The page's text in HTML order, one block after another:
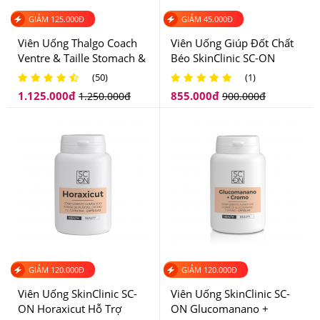
Refining dành riêng cho phụ nữ tuổi tiền mãn kinh và
mãn kinh, đang chịu sự tác động của thay đổi nội tiết tố.
GIẢM 125.000Đ
Viên Uống Thalgo Coach
Ventre & Taille Stomach &
Waist Hỗ Trợ Giảm Mỡ
Bụng Và Eo Của Pháp
(50)
1.125.000đ 1.250.000đ
GIẢM 45.000Đ
Viên Uống Giúp Đốt Chất
Béo SkinClinic SC-ON
Chitosan+ Của Tây Ban
(1)
855.000đ 900.000đ
GIẢM 120.000Đ
Viên Uống SkinClinic SC-
ON Horaxicut Hỗ Trợ
GIẢM 120.000Đ
Viên Uống SkinClinic SC-
ON Glucomanano +